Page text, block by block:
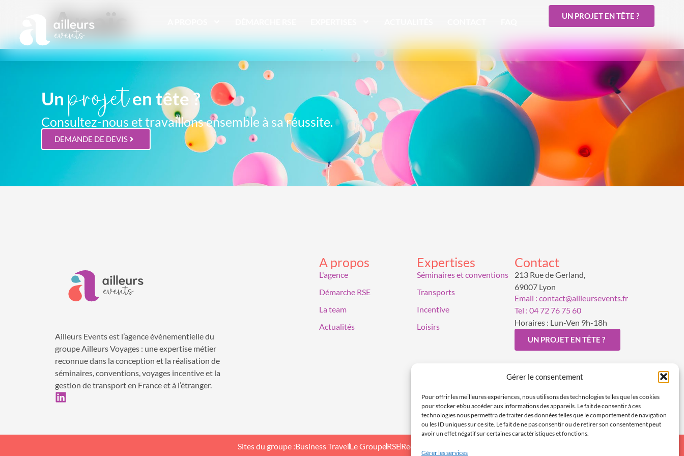
Gérer le consentement
Pour offrir les meilleures expériences, nous utilisons des technologies telles que les cookies
pour stocker et/ou accéder aux informations des appareils. Le fait de consentir à ces
technologies nous permettra de traiter des données telles que le comportement de navigation
ou les ID uniques sur ce site. Le fait de ne pas consentir ou de retirer son consentement peut
avoir un effet négatif sur certaines caractéristiques et fonctions.
Gérer les services
UN PROJET EN TÊTE ?
Anaïs
Un projeten tête ?
Consultez-nous et travaillons ensemble à sa réussite.
DEMANDE DE DEVIS
Ailleurs Events est l’agence évènementielle du
groupe Ailleurs Voyages : une expertise métier
reconnue dans la conception et la réalisation de
séminaires, conventions, voyages incentive et la
gestion de transport en France et à l’étranger.
A propos
L'agence
Démarche RSE
La team
Actualités
Expertises
Séminaires et conventions
Transports
Incentive
Loisirs
Contact
213 Rue de Gerland,
69007 Lyon
Email : contact@ailleursevents.fr
Tel : 04 72 76 75 60
Horaires : Lun-Ven 9h-18h
UN PROJET EN TÊTE ?
Sites du groupe :Business TravelLe GroupeRSERecrutement